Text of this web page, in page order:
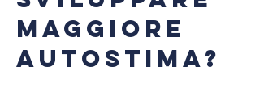
maggiore
autostima?